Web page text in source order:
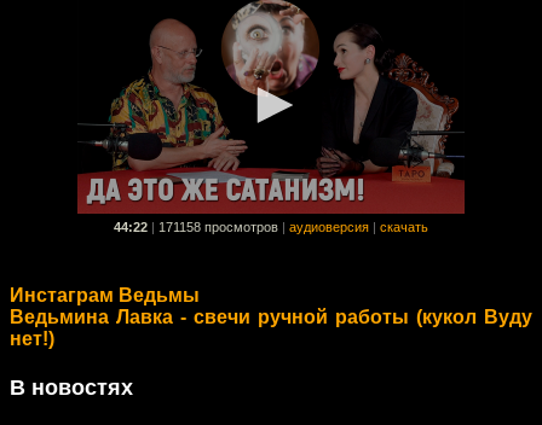
44:22 171158 просмотров аудиоверсия скачать
Инстаграм Ведьмы
Ведьмина Лавка - свечи ручной работы (кукол Вуду
нет!)
В новостях